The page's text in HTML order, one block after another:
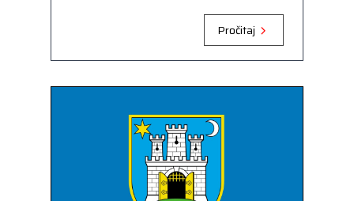
Pročitaj